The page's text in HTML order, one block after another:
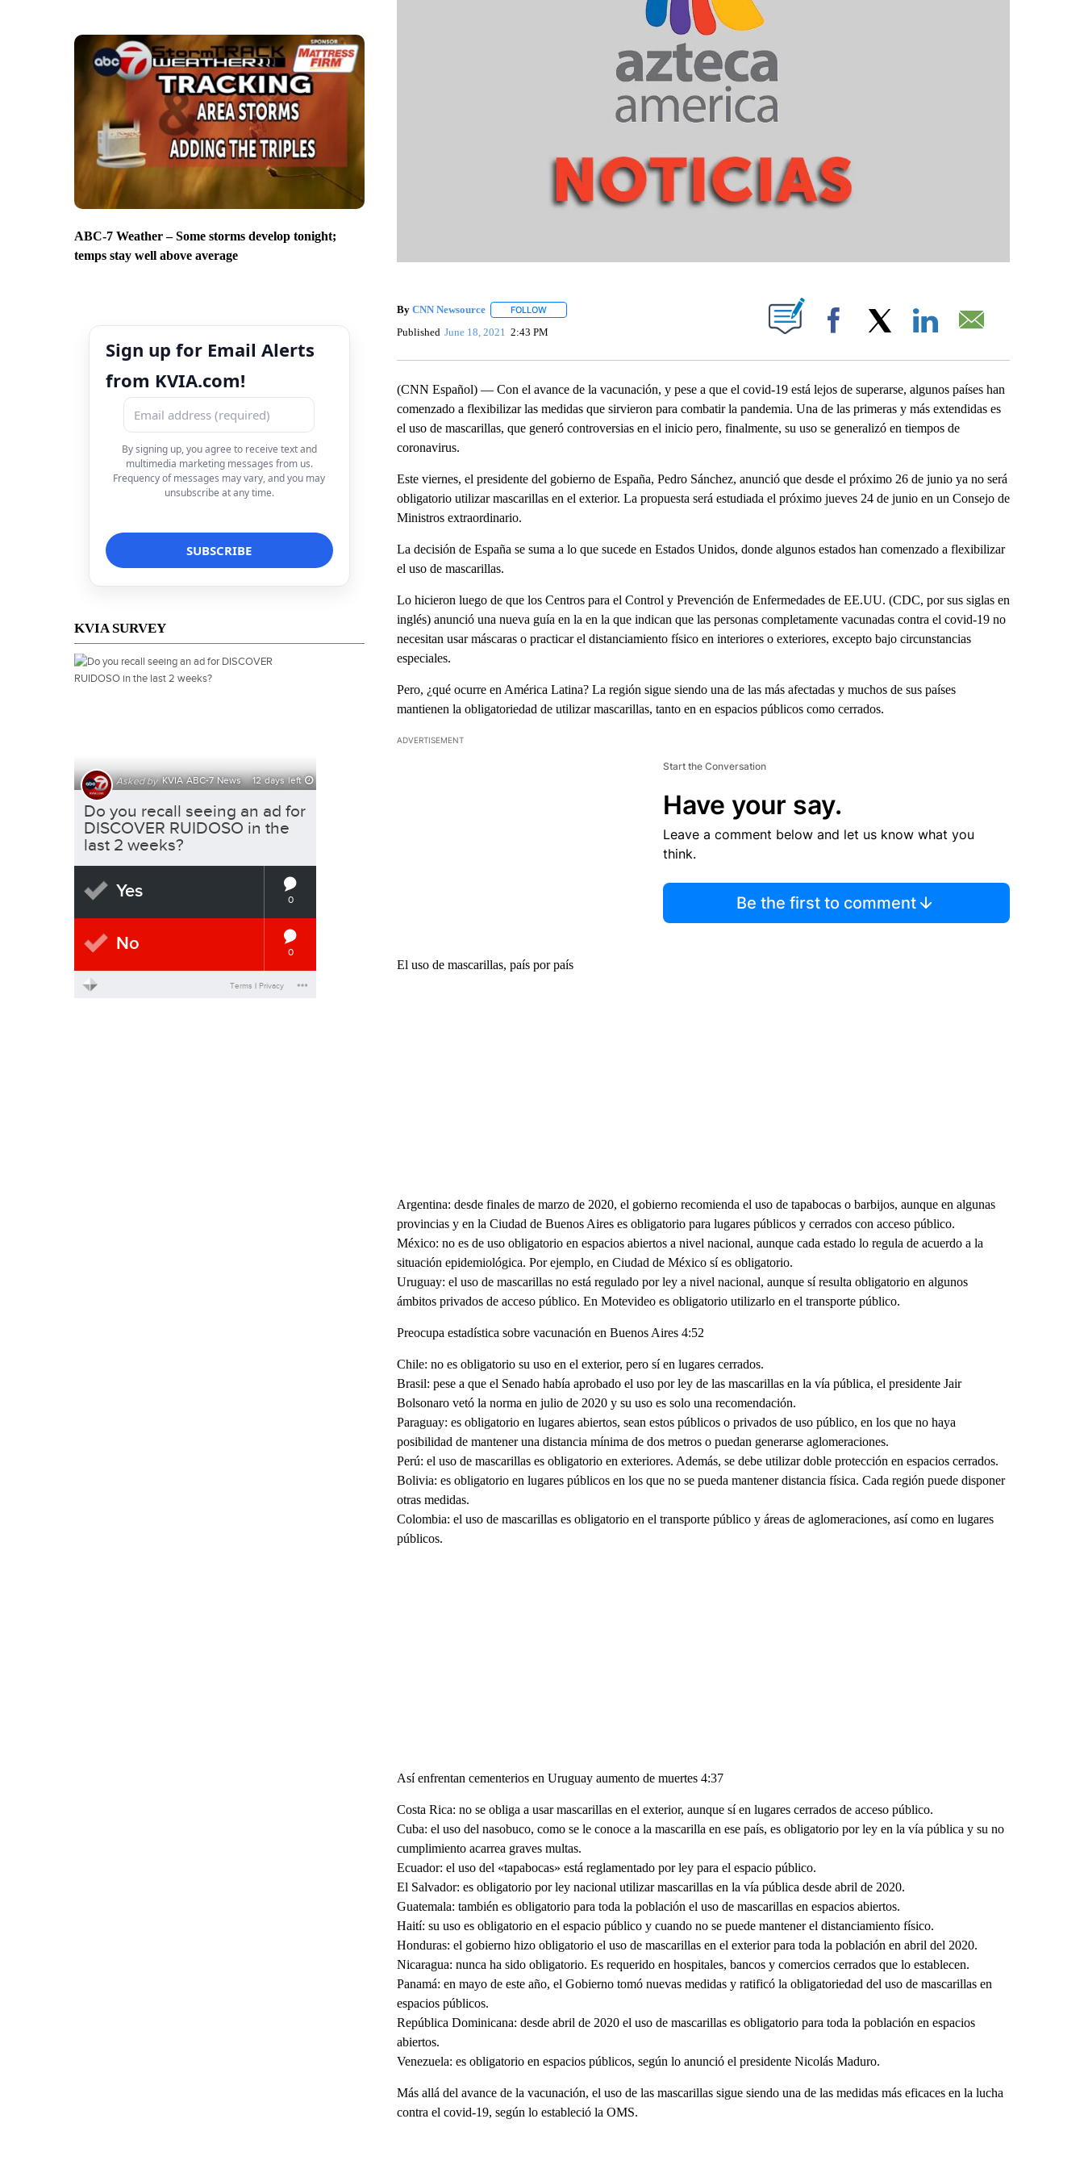
ABC-7 Weather – Some storms develop tonight;
temps stay well above average
Sign up for Email Alerts
from KVIA.com!
By signing up, you agree to receive text and
multimedia marketing messages from us.
Frequency of messages may vary, and you may
unsubscribe at any time.
KVIA SURVEY
By CNN Newsource FOLLOWFOLLOW "" TO RECEIVE NOTIFICATIONS ABOUT NEW PAGES ON "".
Published June 18, 2021 2:43 PM Facebook
(CNN Español) — Con el avance de la vacunación, y pese a que el covid-19 está lejos de superarse, algunos países han
comenzado a flexibilizar las medidas que sirvieron para combatir la pandemia. Una de las primeras y más extendidas es
el uso de mascarillas, que generó controversias en el inicio pero, finalmente, su uso se generalizó en tiempos de
coronavirus.
Este viernes, el presidente del gobierno de España, Pedro Sánchez, anunció que desde el próximo 26 de junio ya no será
obligatorio utilizar mascarillas en el exterior. La propuesta será estudiada el próximo jueves 24 de junio en un Consejo de
Ministros extraordinario.
La decisión de España se suma a lo que sucede en Estados Unidos, donde algunos estados han comenzado a flexibilizar
el uso de mascarillas.
Lo hicieron luego de que los Centros para el Control y Prevención de Enfermedades de EE.UU. (CDC, por sus siglas en
inglés) anunció una nueva guía en la en la que indican que las personas completamente vacunadas contra el covid-19 no
necesitan usar máscaras o practicar el distanciamiento físico en interiores o exteriores, excepto bajo circunstancias
especiales.
Pero, ¿qué ocurre en América Latina? La región sigue siendo una de las más afectadas y muchos de sus países
mantienen la obligatoriedad de utilizar mascarillas, tanto en en espacios públicos como cerrados.
ADVERTISEMENT
Start the Conversation
Have your say.
Leave a comment below and let us know what you
think.
Be the first to comment
El uso de mascarillas, país por país
Argentina: desde finales de marzo de 2020, el gobierno recomienda el uso de tapabocas o barbijos, aunque en algunas
provincias y en la Ciudad de Buenos Aires es obligatorio para lugares públicos y cerrados con acceso público.
México: no es de uso obligatorio en espacios abiertos a nivel nacional, aunque cada estado lo regula de acuerdo a la
situación epidemiológica. Por ejemplo, en Ciudad de México sí es obligatorio.
Uruguay: el uso de mascarillas no está regulado por ley a nivel nacional, aunque sí resulta obligatorio en algunos
ámbitos privados de acceso público. En Motevideo es obligatorio utilizarlo en el transporte público.
Preocupa estadística sobre vacunación en Buenos Aires 4:52
Chile: no es obligatorio su uso en el exterior, pero sí en lugares cerrados.
Brasil: pese a que el Senado había aprobado el uso por ley de las mascarillas en la vía pública, el presidente Jair
Bolsonaro vetó la norma en julio de 2020 y su uso es solo una recomendación.
Paraguay: es obligatorio en lugares abiertos, sean estos públicos o privados de uso público, en los que no haya
posibilidad de mantener una distancia mínima de dos metros o puedan generarse aglomeraciones.
Perú: el uso de mascarillas es obligatorio en exteriores. Además, se debe utilizar doble protección en espacios cerrados.
Bolivia: es obligatorio en lugares públicos en los que no se pueda mantener distancia física. Cada región puede disponer
otras medidas.
Colombia: el uso de mascarillas es obligatorio en el transporte público y áreas de aglomeraciones, así como en lugares
públicos.
Así enfrentan cementerios en Uruguay aumento de muertes 4:37
Costa Rica: no se obliga a usar mascarillas en el exterior, aunque sí en lugares cerrados de acceso público.
Cuba: el uso del nasobuco, como se le conoce a la mascarilla en ese país, es obligatorio por ley en la vía pública y su no
cumplimiento acarrea graves multas.
Ecuador: el uso del «tapabocas» está reglamentado por ley para el espacio público.
El Salvador: es obligatorio por ley nacional utilizar mascarillas en la vía pública desde abril de 2020.
Guatemala: también es obligatorio para toda la población el uso de mascarillas en espacios abiertos.
Haití: su uso es obligatorio en el espacio público y cuando no se puede mantener el distanciamiento físico.
Honduras: el gobierno hizo obligatorio el uso de mascarillas en el exterior para toda la población en abril del 2020.
Nicaragua: nunca ha sido obligatorio. Es requerido en hospitales, bancos y comercios cerrados que lo establecen.
Panamá: en mayo de este año, el Gobierno tomó nuevas medidas y ratificó la obligatoriedad del uso de mascarillas en
espacios públicos.
República Dominicana: desde abril de 2020 el uso de mascarillas es obligatorio para toda la población en espacios
abiertos.
Venezuela: es obligatorio en espacios públicos, según lo anunció el presidente Nicolás Maduro.
Más allá del avance de la vacunación, el uso de las mascarillas sigue siendo una de las medidas más eficaces en la lucha
contra el covid-19, según lo estableció la OMS.